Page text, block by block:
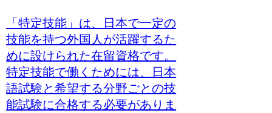
「特定技能」は、日本で一定の
技能を持つ外国人が活躍するた
めに設けられた在留資格です。
特定技能で働くためには、日本
語試験と希望する分野ごとの技
能試験に合格する必要がありま